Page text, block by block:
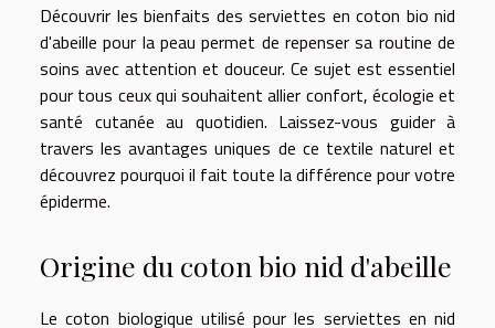
Découvrir les bienfaits des serviettes en coton bio nid
d'abeille pour la peau permet de repenser sa routine de
soins avec attention et douceur. Ce sujet est essentiel
pour tous ceux qui souhaitent allier confort, écologie et
santé cutanée au quotidien. Laissez-vous guider à
travers les avantages uniques de ce textile naturel et
découvrez pourquoi il fait toute la différence pour votre
épiderme.
Origine du coton bio nid d'abeille
Le coton biologique utilisé pour les serviettes en nid